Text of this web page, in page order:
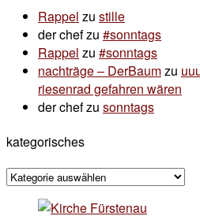
Rappel zu stille
der chefzu #sonntags
Rappel zu #sonntags
nachträge – DerBaumzu
riesenrad gefahren wären
der chefzu sonntags
kategorisches
kategorisches